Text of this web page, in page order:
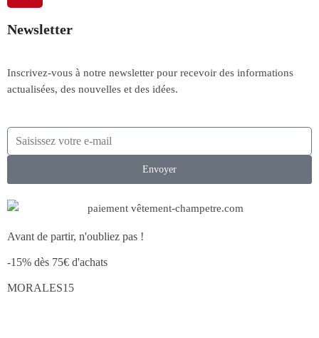
Newsletter
Inscrivez-vous à notre newsletter pour recevoir des informations
actualisées, des nouvelles et des idées.
Envoyer
Avant de partir, n'oubliez pas !
-15% dès 75€ d'achats
MORALES15